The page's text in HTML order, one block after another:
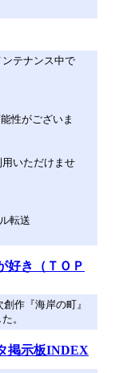
テナンス中で
性がございま
いただけませ
転送
好き（ＴＯＰ
作『海岸の町』
。
掲示板INDEX